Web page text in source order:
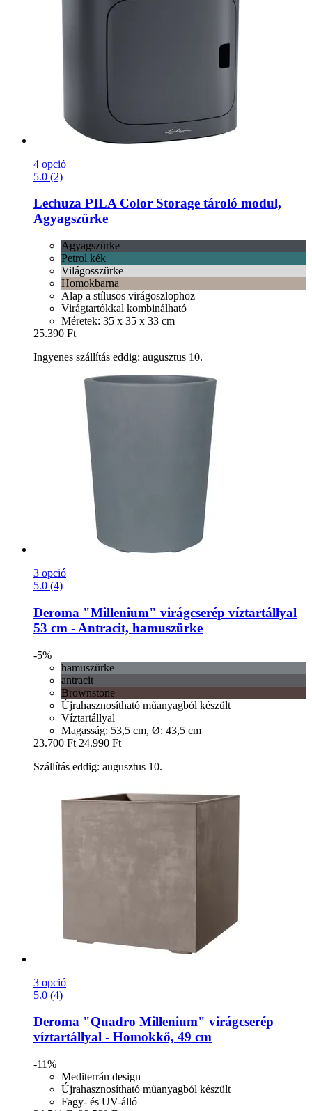
4 opció
5.0 (2)
Lechuza PILA Color Storage tároló modul,
Agyagszürke
Agyagszürke
Petrol kék
Világosszürke
Homokbarna
Alap a stílusos virágoszlophoz
Virágtartókkal kombinálható
Méretek: 35 x 35 x 33 cm
25.390 Ft
Ingyenes szállítás eddig: augusztus 10.
3 opció
5.0 (4)
Deroma "Millenium" virágcserép víztartállyal
53 cm -​ Antracit, hamuszürke
-5%
hamuszürke
antracit
Brownstone
Újrahasznosítható műanyagból készült
Víztartállyal
Magasság: 53,5 cm, Ø: 43,5 cm
23.700 Ft 24.990 Ft
Szállítás eddig: augusztus 10.
3 opció
5.0 (4)
Deroma "Quadro Millenium" virágcserép
víztartállyal -​ Homokkő, 49 cm
-11%
Mediterrán design
Újrahasznosítható műanyagból készült
Fagy- és UV-álló